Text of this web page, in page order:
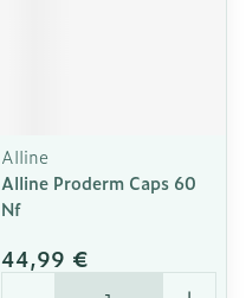
Alline
Alline Proderm Caps 60
Nf
44,99 €
Quantité